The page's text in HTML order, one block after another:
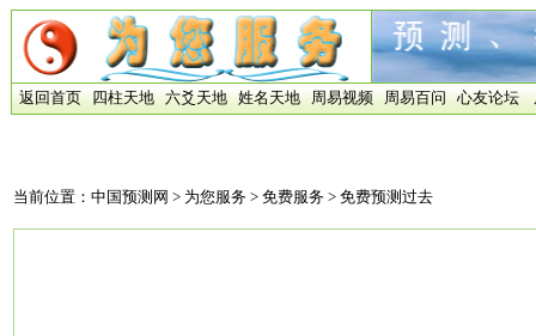
返回首页 四柱天地 六爻天地 姓名天地 周易视频 周易百问 心友论坛
当前位置： 中国预测网 > 为您服务 > 免费服务 > 免费预测过去